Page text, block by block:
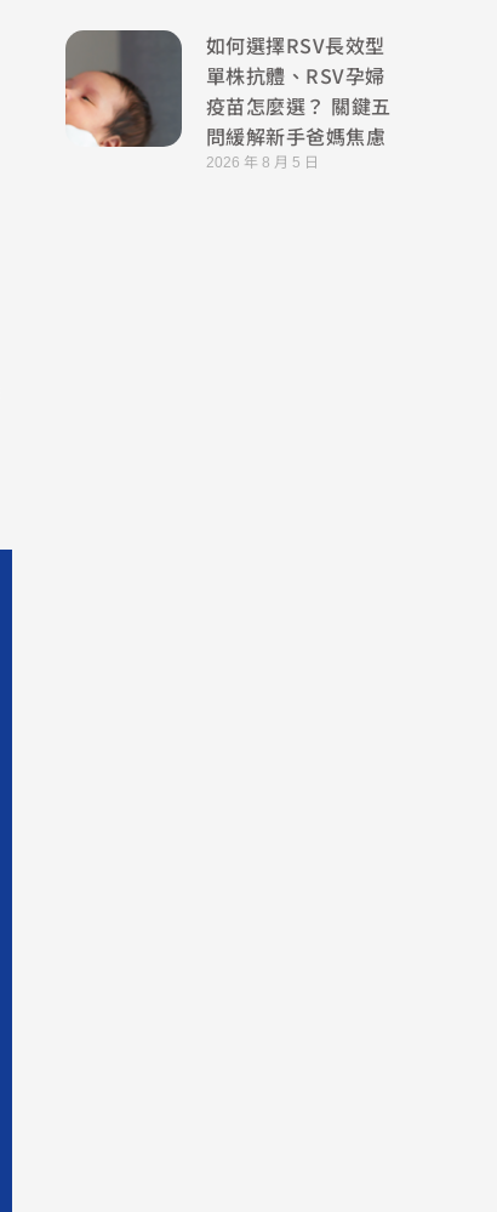
如何選擇RSV長效型
單株抗體、RSV孕婦
疫苗怎麼選？ 關鍵五
問緩解新手爸媽焦慮
2026 年 8 月 5 日